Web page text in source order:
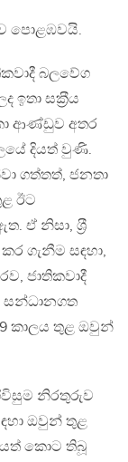
පොළඹවයි.
බලවේග
ඉතා සක‍්‍රීය
ආණ්ඩුව අතර
දියත් වුණි.
ගත්තත්, ජනතා
ඊට
ඒ නිසා, ශ‍්‍රී
ගැනීම සඳහා,
ජාතිකවාදී
සන්ධානගත
කාලය තුළ ඔවුන්
නිරතුරුව
ඔවුන් තුළ
කොට තිබූ